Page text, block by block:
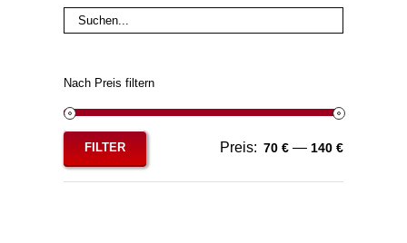
Nach Preis filtern
Min.
Preis
Max.
Preis
FILTER Preis: 70 € — 140 €